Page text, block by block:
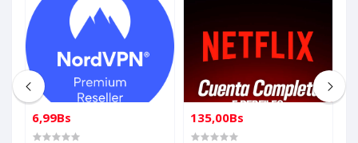
6,99Bs 135,00Bs